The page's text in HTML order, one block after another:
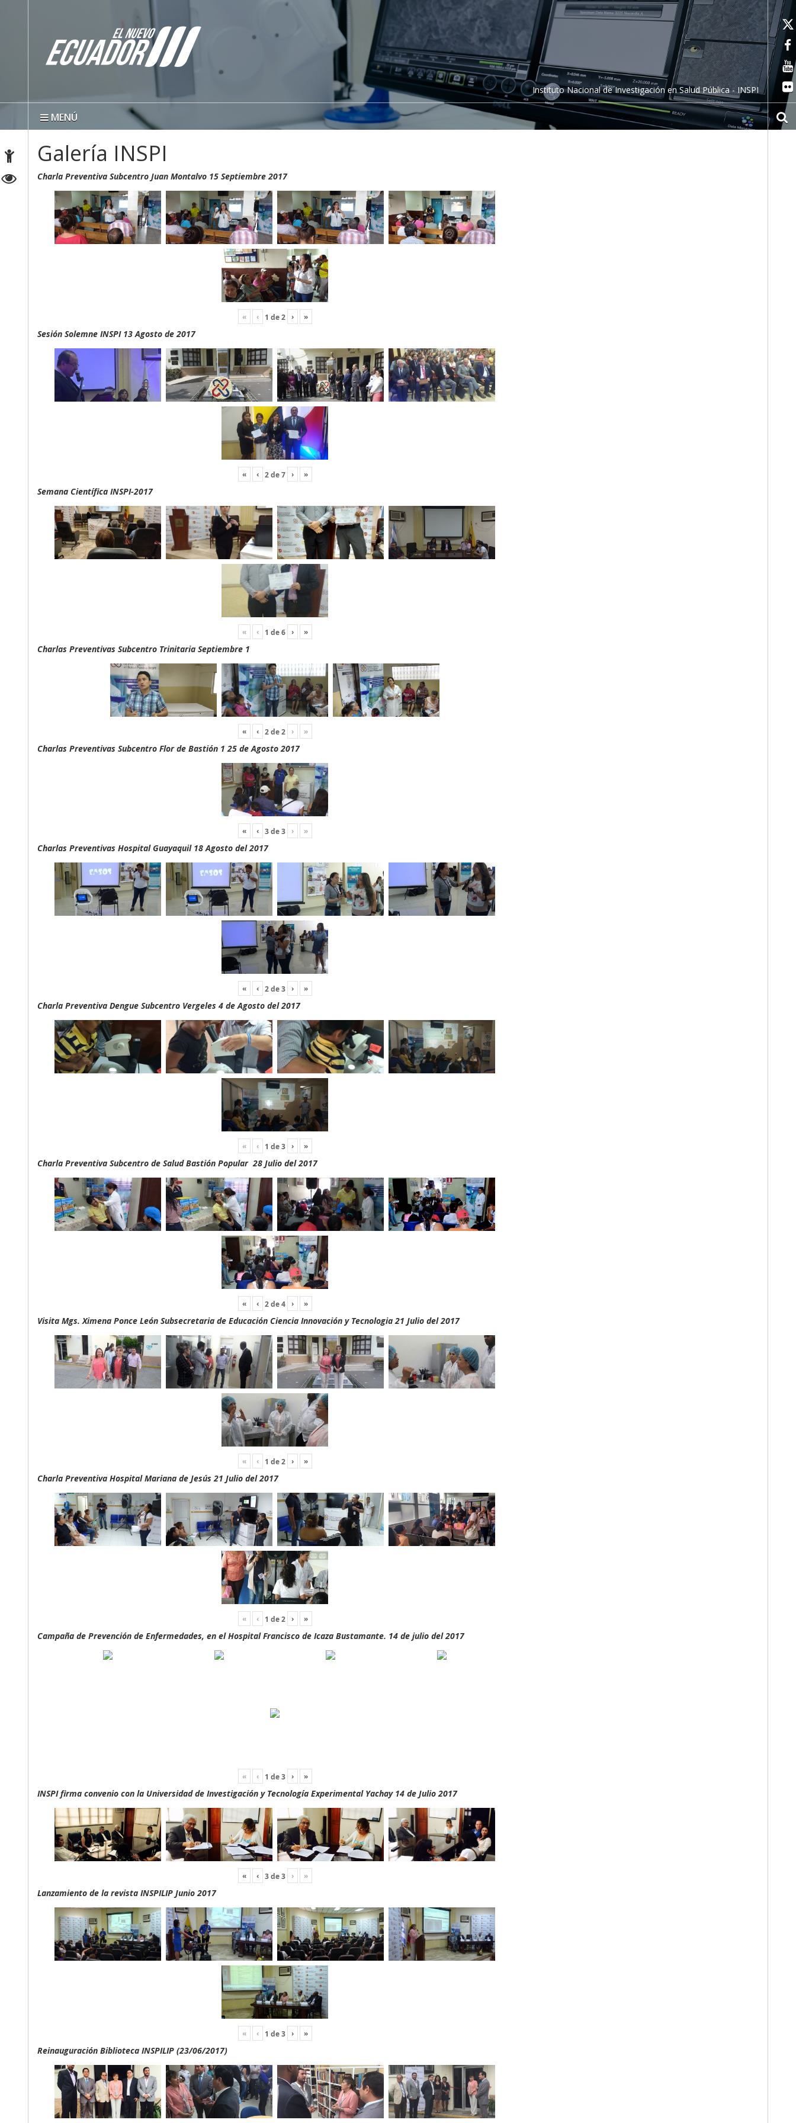
Instituto Nacional de Investigación en Salud Pública - INSPI
MENÚ
Galería INSPI
Charla Preventiva Subcentro Juan Montalvo 15 Septiembre 2017
« ‹ 1 de2 › »
Sesión Solemne INSPI 13 Agosto de 2017
« ‹ 2de7 › »
Semana Científica INSPI-2017
« ‹ 1 de6 › »
Charlas Preventivas Subcentro Trinitaria Septiembre 1
« ‹ 2de2 › »
Charlas Preventivas Subcentro Flor de Bastión 1 25 de Agosto 2017
« ‹ 3de3 › »
Charlas Preventivas Hospital Guayaquil 18 Agosto del 2017
« ‹ 2de3 › »
Charla Preventiva Dengue Subcentro Vergeles 4 de Agosto del 2017
« ‹ 1 de3 › »
Charla Preventiva Subcentro de Salud Bastión Popular 28 Julio del 2017
« ‹ 2de4 › »
Visita Mgs. Ximena Ponce León Subsecretaria de Educación Ciencia Innovación y Tecnologia 21 Julio del 2017
« ‹ 1 de2 › »
Charla Preventiva Hospital Mariana de Jesús 21 Julio del 2017
« ‹ 1 de2 › »
Campaña de Prevención de Enfermedades, en el Hospital Francisco de Icaza Bustamante. 14 de julio del 2017
« ‹ 1 de3 › »
INSPI firma convenio con la Universidad de Investigación y Tecnología Experimental Yachay 14 de Julio 2017
« ‹ 3de3 › »
Lanzamiento de la revista INSPILIP Junio 2017
« ‹ 1 de3 › »
Reinauguración Biblioteca INSPILIP (23/06/2017)